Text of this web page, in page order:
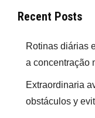
Recent Posts
Rotinas diárias
a concentração
Extraordinaria
obstáculos y